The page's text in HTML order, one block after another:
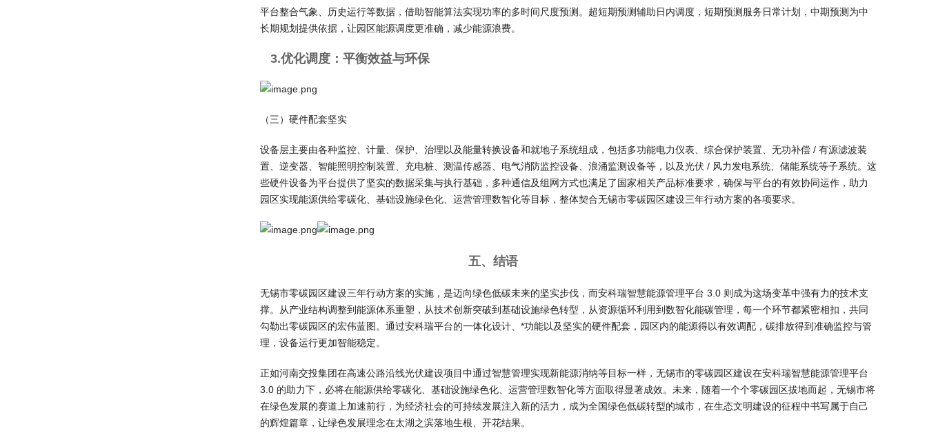
平台整合气象、历史运行等数据，借助智能算法实现功率的多时间尺度预测。超短期预测辅助日内调度，短期预测服务日常计划，中期预测为中
长期规划提供依据，让园区能源调度更准确，减少能源浪费。
3.优化调度：平衡效益与环保
（三）硬件配套坚实
设备层主要由各种监控、计量、保护、治理以及能量转换设备和就地子系统组成，包括多功能电力仪表、综合保护装置、无功补偿 / 有源滤波装
置、逆变器、智能照明控制装置、充电桩、测温传感器、电气消防监控设备、浪涌监测设备等，以及光伏 / 风力发电系统、储能系统等子系统。这
些硬件设备为平台提供了坚实的数据采集与执行基础，多种通信及组网方式也满足了国家相关产品标准要求，确保与平台的有效协同运作，助力
园区实现能源供给零碳化、基础设施绿色化、运营管理数智化等目标，整体契合无锡市零碳园区建设三年行动方案的各项要求。
五、结语
无锡市零碳园区建设三年行动方案的实施，是迈向绿色低碳未来的坚实步伐，而安科瑞智慧能源管理平台 3.0 则成为这场变革中强有力的技术支
撑。从产业结构调整到能源体系重塑，从技术创新突破到基础设施绿色转型，从资源循环利用到数智化能碳管理，每一个环节都紧密相扣，共同
勾勒出零碳园区的宏伟蓝图。通过安科瑞平台的一体化设计、*功能以及坚实的硬件配套，园区内的能源得以有效调配，碳排放得到准确监控与管
理，设备运行更加智能稳定。
正如河南交投集团在高速公路沿线光伏建设项目中通过智慧管理实现新能源消纳等目标一样，无锡市的零碳园区建设在安科瑞智慧能源管理平台
3.0 的助力下，必将在能源供给零碳化、基础设施绿色化、运营管理数智化等方面取得显著成效。未来，随着一个个零碳园区拔地而起，无锡市将
在绿色发展的赛道上加速前行，为经济社会的可持续发展注入新的活力，成为全国绿色低碳转型的城市，在生态文明建设的征程中书写属于自己
的辉煌篇章，让绿色发展理念在太湖之滨落地生根、开花结果。